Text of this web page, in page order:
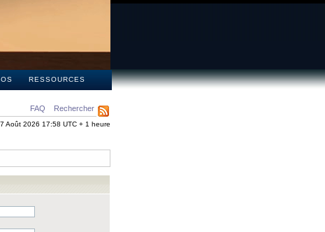
RESSOURCES
FAQ Rechercher
Août 2026 17:58 UTC + 1 heure